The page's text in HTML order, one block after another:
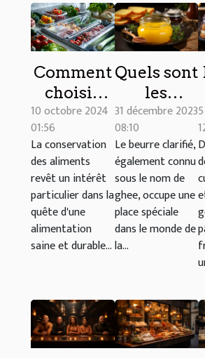
Comment
choisir
une
machine
sous vide
adaptée à
vos
besoins
10 octobre 2024
01:56
La conservation
des aliments
revêt un intérêt
particulier dans la
quête d'une
alimentation
saine et durable...
Quels sont
les
avantages
du beurre
clarifié ou
ghee ?
31 décembre 2023
08:10
Le beurre clarifié,
également connu
sous le nom de
ghee, occupe une
place spéciale
dans le monde de
la...